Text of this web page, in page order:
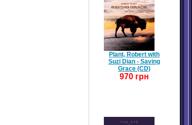
Plant, Robert with
Suzi Dian - Saving
Grace (CD)
970 грн